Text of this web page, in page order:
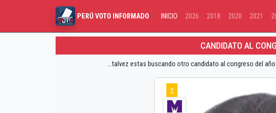
PERÚ VOTO INFORMADO INICIO 2026 2018 2020 2021
CANDIDATO AL
...talvez estas buscando otro candidato al congreso del año
2